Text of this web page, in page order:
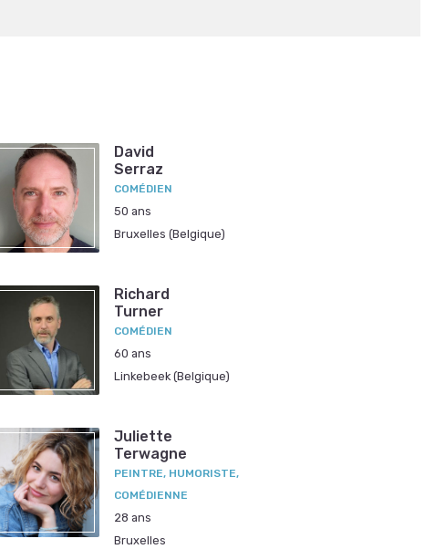
David
Serraz
COMÉDIEN
50 ans
Bruxelles (Belgique)
Richard
Turner
COMÉDIEN
60 ans
Linkebeek (Belgique)
Juliette
Terwagne
PEINTRE, HUMORISTE,
COMÉDIENNE
28 ans
Bruxelles